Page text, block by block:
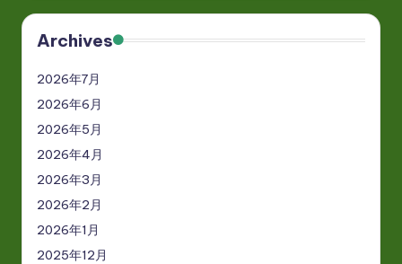
Archives
2026年7月
2026年6月
2026年5月
2026年4月
2026年3月
2026年2月
2026年1月
2025年12月